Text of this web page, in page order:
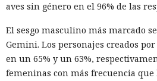
aves sin género en el 96% de las
El sesgo masculino más marcado
Gemini. Los personajes creados
en un 65% y un 63%,
femeninas con más frecuencia que